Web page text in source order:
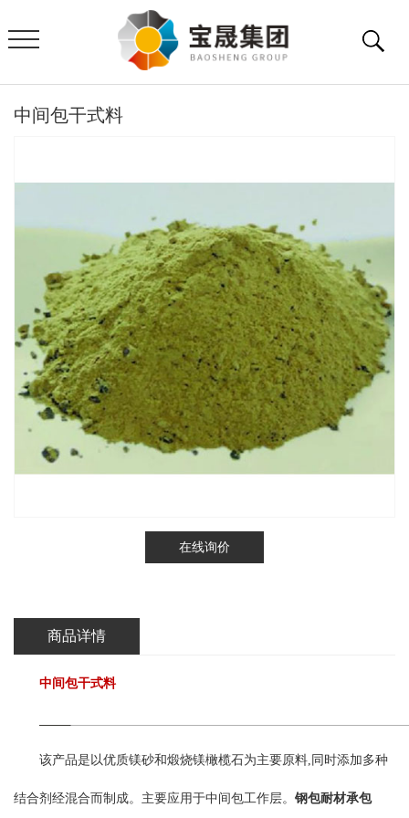
中间包干式料
在线询价
商品详情
中间包干式料
该产品是以优质镁砂和煅烧镁橄榄石为主要原料,同时添加多种
结合剂经混合而制成。主要应用于中间包工作层。 钢包耐材承包